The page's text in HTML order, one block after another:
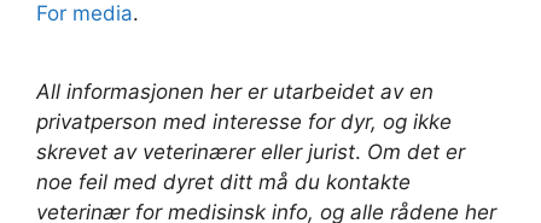
For media.
All informasjonen her er utarbeidet av en
privatperson med interesse for dyr, og ikke
skrevet av veterinærereller jurist. Om det er
noe feil med dyret ditt må du kontakte
veterinær for medisinsk info, og alle rådene her